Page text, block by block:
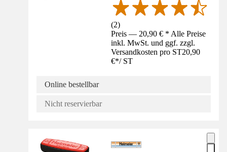
(2)
Preis — 20,90 € * Alle Preise
inkl. MwSt. und ggf. zzgl.
Versandkosten pro ST20,90
€*/ ST
Online bestellbar
Nicht reservierbar